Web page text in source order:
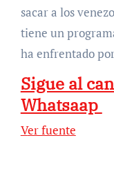
sacar a los
tiene un
ha enfrentado
Sigue al
Whatsaap
Ver fuente